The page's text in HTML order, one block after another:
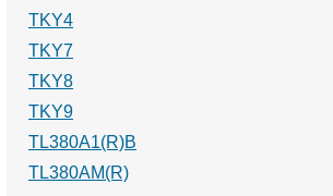
TKY4
TKY7
TKY8
TKY9
TL380A1(R)B
TL380AM(R)